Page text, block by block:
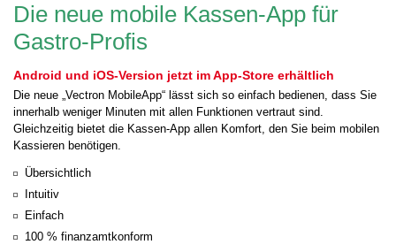
Die neue mobile Kassen-App für
Gastro-Profis
Android und iOS-Version jetzt im App-Store erhältlich
Die neue „Vectron MobileApp“ lässt sich so einfach bedienen, dass Sie
innerhalb weniger Minuten mit allen Funktionen vertraut sind.
Gleichzeitig bietet die Kassen-App allen Komfort, den Sie beim mobilen
Kassieren benötigen.
Übersichtlich
Intuitiv
Einfach
100 % finanzamtkonform